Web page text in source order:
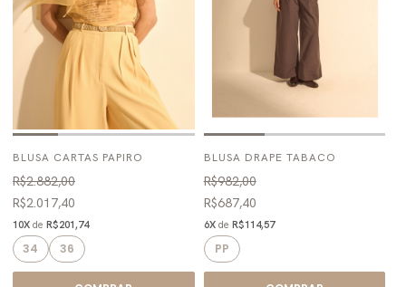
BLUSA CARTAS PAPIRO
R$2.882,00
R$2.017,40
10X de R$201,74
34 36
BLUSA DRAPE TABACO
R$982,00
R$687,40
6X de R$114,57
PP